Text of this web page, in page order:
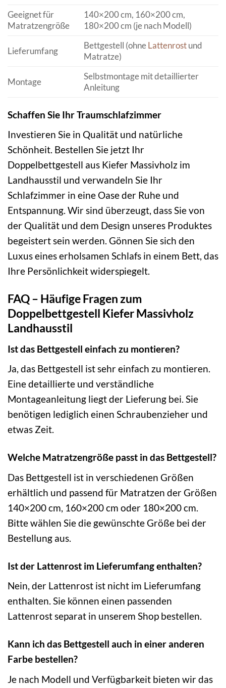
Geeignet für
Matratzengröße
140×200 cm, 160×200 cm,
180×200 cm (je nach Modell)
Lieferumfang
Bettgestell (ohneLattenrostund
Matratze)
Montage
Selbstmontage mit detaillierter
Anleitung
Schaffen Sie Ihr Traumschlafzimmer
Investieren Sie in Qualität und natürliche
Schönheit. Bestellen Sie jetzt Ihr
Doppelbettgestell aus Kiefer Massivholz im
Landhausstil und verwandeln Sie Ihr
Schlafzimmer in eine Oase der Ruhe und
Entspannung. Wir sind überzeugt, dass Sie von
der Qualität und dem Design unseres Produktes
begeistert sein werden. Gönnen Sie sich den
Luxus eines erholsamen Schlafs in einem Bett, das
Ihre Persönlichkeit widerspiegelt.
FAQ – Häufige Fragen zum
Doppelbettgestell Kiefer Massivholz
Landhausstil
Ist das Bettgestell einfach zu montieren?
Ja, das Bettgestell ist sehr einfach zu montieren.
Eine detaillierte und verständliche
Montageanleitung liegt der Lieferung bei. Sie
benötigen lediglich einen Schraubenzieher und
etwas Zeit.
Welche Matratzengröße passt in das Bettgestell?
Das Bettgestell ist in verschiedenen Größen
erhältlich und passend für Matratzen der Größen
140×200 cm, 160×200 cm oder 180×200 cm.
Bitte wählen Sie die gewünschte Größe bei der
Bestellung aus.
Ist der Lattenrost im Lieferumfang enthalten?
Nein, der Lattenrost ist nicht im Lieferumfang
enthalten. Sie können einen passenden
Lattenrost separat in unserem Shop bestellen.
Kann ich das Bettgestell auch in einer anderen
Farbe bestellen?
Je nach Modell und Verfügbarkeit bieten wir das